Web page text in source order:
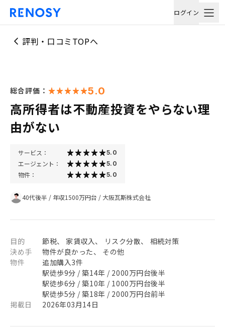
ログイン
評判・口コミTOPへ
総合評価： 5.0
高所得者は不動産投資をやらない理
由がない
サービス： 5.0
エージェント： 5.0
物件： 5.0
40代後半 / 年収1500万円台 / 大阪瓦斯株式会社
目的
節税、 家賃収入、 リスク分散、 相続対策
決め手
物件が良かった、 その他
物件
追加購入3件
駅徒歩9分 / 築14年 / 2000万円台後半
駅徒歩6分 / 築10年 / 1000万円台後半
駅徒歩5分 / 築18年 / 2000万円台前半
掲載日
2026年03月14日